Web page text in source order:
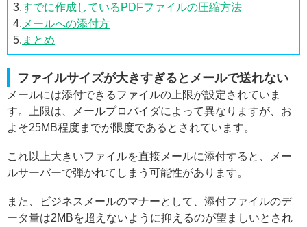
3.すでに作成しているPDFファイルの圧縮方法
4. メールへの添付方
5. まとめ
ファイルサイズが大きすぎるとメールで送れない
メールには添付できるファイルの上限が設定されていま
す。上限は、メールプロバイダによって異なりますが、お
よそ25MB程度までが限度であるとされています。
これ以上大きいファイルを直接メールに添付すると、メー
ルサーバーで弾かれてしまう可能性があります。
また、ビジネスメールのマナーとして、添付ファイルのデ
ータ量は2MBを超えないように抑えるのが望ましいとされ